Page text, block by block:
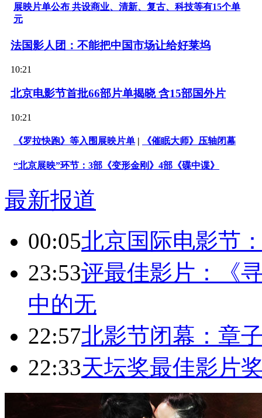
展映片单公布 共设商业、清新、复古、科技等有15个单
元
法国影人团：不能把中国市场让给好莱坞
10:21
北京电影节首批66部片单揭晓 含15部国外片
10:21
《罗拉快跑》等入围展映片单 | 《催眠大师》压轴闭幕
“北京展映”环节：3部《变形金刚》4部《碟中谍》
最新报道
00:05北京国际电影节
23:53评最佳影片：《
中的无
22:57北影节闭幕：章
22:33天坛奖最佳影片